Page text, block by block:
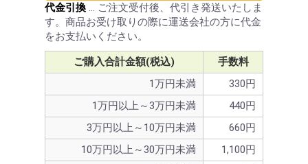
代金引換 … ご注文受付後、代引き発送いたしま
す。商品お受け取りの際に運送会社の方に代金
をお支払いください。
ご購入合計金額(税込)
手数料
1万円未満
330円
1万円以上～3万円未満
440円
3万円以上～10万円未満
660円
10万円以上～30万円未満
1,100円